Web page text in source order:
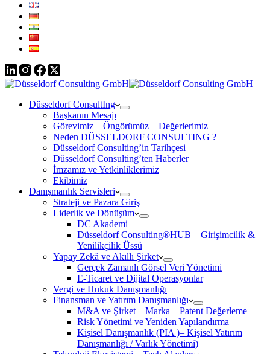
Düsseldorf ConsultIng
Başkanın Mesajı
Görevimiz – Öngörümüz – Değerlerimiz
Neden DÜSSELDORF CONSULTING ?
Düsseldorf Consulting’in Tarihçesi
Düsseldorf Consulting’ten Haberler
İmzamız ve Yetkinliklerimiz
Ekibimiz
Danışmanlık Servisleri
Strateji ve Pazara Giriş
Liderlik ve Dönüşüm
DC Akademi
Düsseldorf Consulting®HUB – Girişimcilik &
Yenilikçilik Üssü
Yapay Zekâ ve Akıllı Şirket
Gerçek Zamanlı Görsel Veri Yönetimi
E-Ticaret ve Dijital Operasyonlar
Vergi ve Hukuk Danışmanlığı
Finansman ve Yatırım Danışmanlığı
M&A ve Şirket – Marka – Patent Değerleme
Risk Yönetimi ve Yeniden Yapılandırma
Kişisel Danışmanlık (PIA )– Kişisel Yatırım
Danışmanlığı / Varlık Yönetimi)